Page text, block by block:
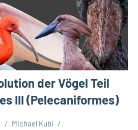
der Vögel Teil
III (Pelecaniformes)
Michael Kubi